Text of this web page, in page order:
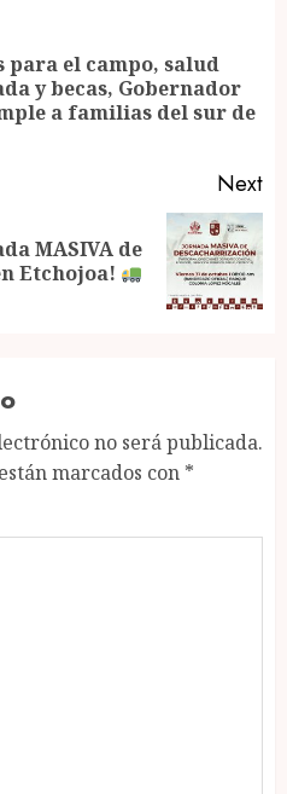
para el campo, salud
y becas, Gobernador
a familias del sur de
Next
MASIVA de
Etchojoa!
no será publicada.
marcados con *